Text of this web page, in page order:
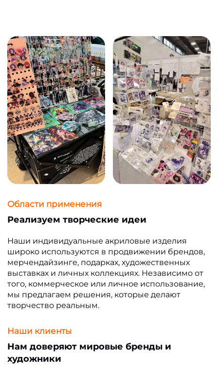
Области применения
Реализуем творческие идеи
Наши индивидуальные акриловые изделия
широко используются в продвижении брендов,
мерчендайзинге, подарках, художественных
выставках и личных коллекциях. Независимо от
того, коммерческое или личное использование,
мы предлагаем решения, которые делают
творчество реальным.
Наши клиенты
Нам доверяют мировые бренды и
художники